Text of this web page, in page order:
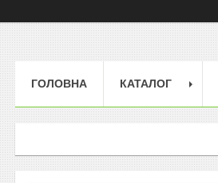
ГОЛОВНА КАТАЛОГ